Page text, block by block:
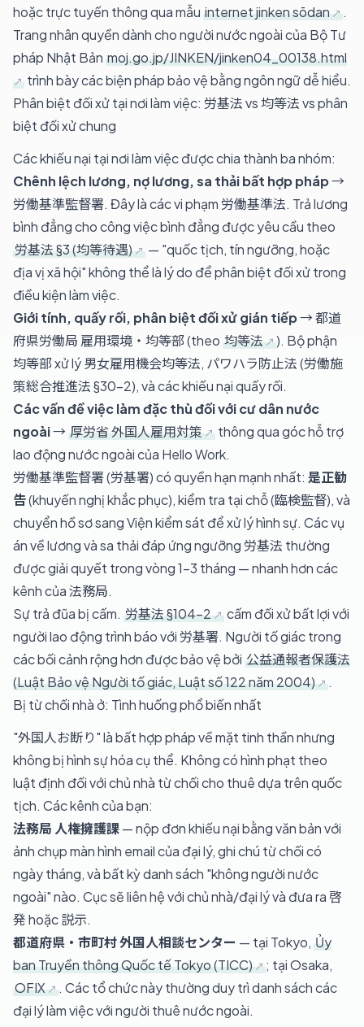
hoặc trực tuyến thông qua mẫu internet jinken sōdan
.
Trang nhân quyền dành cho người nước ngoài của Bộ Tư
pháp Nhật Bản moj.go.jp/JINKEN/jinken04_00138.html
trình bày các biện pháp bảo vệ bằng ngôn ngữ dễ hiểu.
Phân biệt đối xử tại nơi làm việc: 労基法 vs 均等法 vs phân
biệt đối xử chung
Các khiếu nại tại nơi làm việc được chia thành ba nhóm:
Chênh lệch lương, nợ lương, sa thải bất hợp pháp→
労働基準監督署. Đây là các vi phạm 労働基準法. Trả lương
bình đẳng cho công việc bình đẳng được yêu cầu theo
労基法 §3 (均等待遇)
— "quốc tịch, tín ngưỡng, hoặc
địa vị xã hội" không thể là lý do để phân biệt đối xử trong
điều kiện làm việc.
Giới tính, quấy rối, phân biệt đối xử gián tiếp→ 都道
府県労働局 雇用環境・均等部 (theo 均等法
). Bộ phận
均等部 xử lý 男女雇用機会均等法, パワハラ防止法 (労働施
策総合推進法 §30-2), và các khiếu nại quấy rối.
Các vấn đề việc làm đặc thù đối với cư dân nước
ngoài→ 厚労省 外国人雇用対策
thông qua góc hỗ trợ
lao động nước ngoài của Hello Work.
労働基準監督署 (労基署) có quyền hạn mạnh nhất: 是正勧
告(khuyến nghị khắc phục), kiểm tra tại chỗ (臨検監督), và
chuyển hồ sơ sang Viện kiểm sát để xử lý hình sự. Các vụ
án về lương và sa thải đáp ứng ngưỡng 労基法 thường
được giải quyết trong vòng 1–3 tháng — nhanh hơn các
kênh của 法務局.
Sự trả đũa bị cấm. 労基法 §104-2
cấm đối xử bất lợi với
người lao động trình báo với 労基署. Người tố giác trong
các bối cảnh rộng hơn được bảo vệ bởi 公益通報者保護法
(Luật Bảo vệ Người tố giác, Luật số 122 năm 2004)
.
Bị từ chối nhà ở: Tình huống phổ biến nhất
"外国人お断り" là bất hợp pháp về mặt tinh thần nhưng
không bị hình sự hóa cụ thể. Không có hình phạt theo
luật định đối với chủ nhà từ chối cho thuê dựa trên quốc
tịch. Các kênh của bạn:
法務局 人権擁護課— nộp đơn khiếu nại bằng văn bản với
ảnh chụp màn hình email của đại lý, ghi chú từ chối có
ngày tháng, và bất kỳ danh sách "không người nước
ngoài" nào. Cục sẽ liên hệ với chủ nhà/đại lý và đưa ra 啓
発 hoặc 説示.
都道府県・市町村 外国人相談センター — tại Tokyo, Ủy
ban Truyền thông Quốc tế Tokyo (TICC)
; tại Osaka,
OFIX
. Các tổ chức này thường duy trì danh sách các
đại lý làm việc với người thuê nước ngoài.